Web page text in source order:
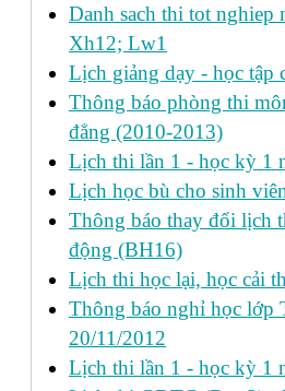
Danh sach thi tot
Xh12; Lw1
Lịch giảng dạy - học tập
Thông báo phòng thi
đẳng (2010-2013)
Lịch thi lần 1 - học kỳ 1
Lịch học bù cho sinh
Thông báo thay đổi lịch
động (BH16)
Lịch thi học lại, học cải
Thông báo nghỉ học lớp
20/11/2012
Lịch thi lần 1 - học kỳ 1